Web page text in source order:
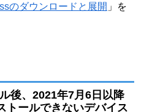
のダウンロードと展開 」を
後、2021年7月6日以降
トールできないデバイス